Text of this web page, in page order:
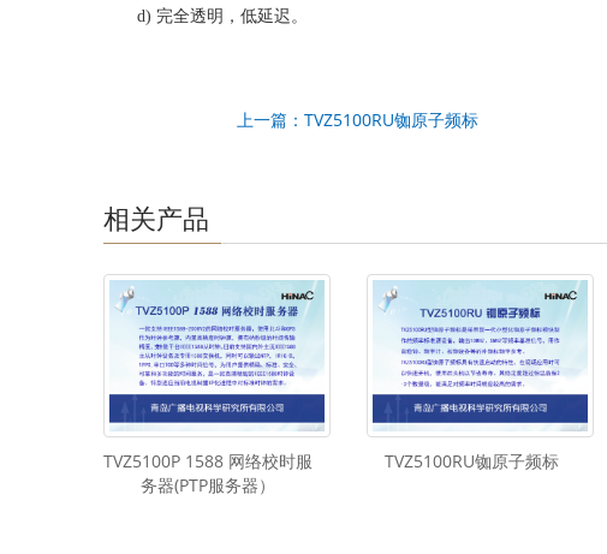
d) 完全透明，低延迟。
上一篇：TVZ5100RU铷原子频标
相关产品
TVZ5100P 1588 网络校时服
务器(PTP服务器）
TVZ5100RU铷原子频标